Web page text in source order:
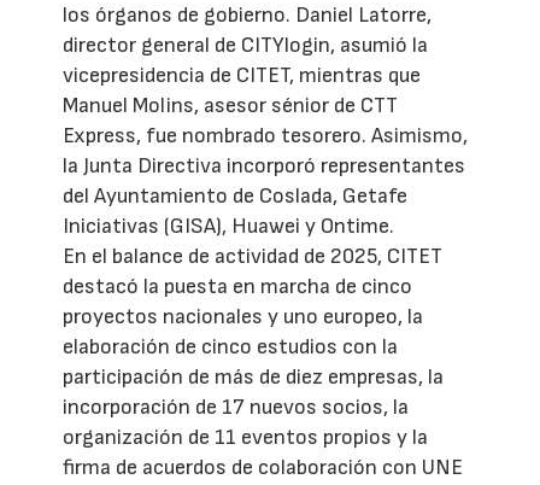
los órganos de gobierno. Daniel Latorre,
director general de CITYlogin, asumió la
vicepresidencia de CITET, mientras que
Manuel Molins, asesor sénior de CTT
Express, fue nombrado tesorero. Asimismo,
la Junta Directiva incorporó representantes
del Ayuntamiento de Coslada, Getafe
Iniciativas (GISA), Huawei y Ontime.
En el balance de actividad de 2025, CITET
destacó la puesta en marcha de cinco
proyectos nacionales y uno europeo, la
elaboración de cinco estudios con la
participación de más de diez empresas, la
incorporación de 17 nuevos socios, la
organización de 11 eventos propios y la
firma de acuerdos de colaboración con UNE